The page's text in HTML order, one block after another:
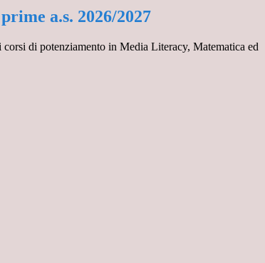
a.s. 2026/2027
di potenziamento in Media Literacy, Matematica ed